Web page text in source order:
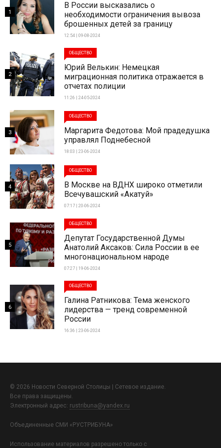
В России высказались о
необходимости ограничения вывоза
брошенных детей за границу
12:54 | 09-08-2024
1
ОБЩЕСТВО
Юрий Велькин: Немецкая
миграционная политика отражается в
отчетах полиции
11:26 | 24-05-2024
2
ОБЩЕСТВО
Маргарита Федотова: Мой прадедушка
управлял Поднебесной
18:03 | 23-06-2024
3
ОБЩЕСТВО
В Москве на ВДНХ широко отметили
Всечувашский «Акатуй»
07:17 | 20-06-2024
4
ОБЩЕСТВО
Депутат Государственной Думы
Анатолий Аксаков: Сила России в ее
многонациональном народе
07:27 | 19-06-2024
5
ОБЩЕСТВО
Галина Ратникова: Тема женского
лидерства — тренд современной
России
16:36 | 23-06-2024
6
© 2026 Новости Северной Столицы | Сетевое издание.
Все права защищены.
Электронный адрес: rustribuna@yandex.ru
Объединенные СМИ «РУСТРИБУНА»
Использование материалов разрешено только с